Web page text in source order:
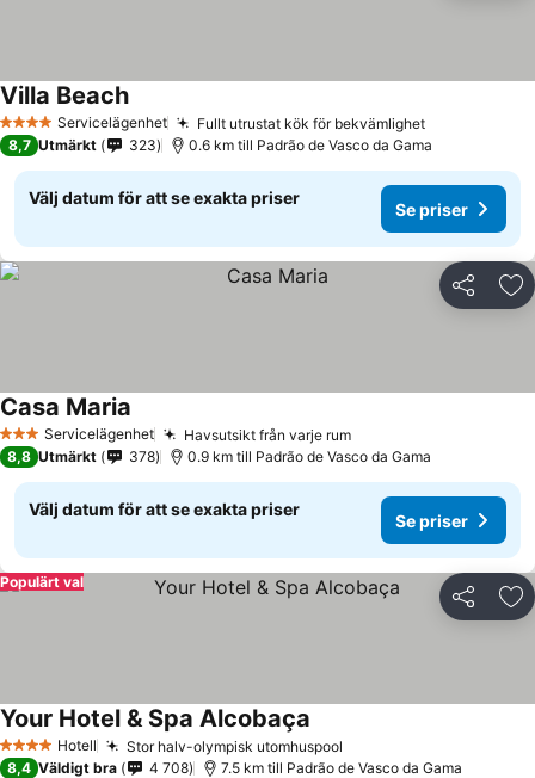
4 StjärnorServicelägenhet Fullt utrustat kök för bekvämlighet
Villa Beach
8,7 Utmärkt 323 0.6 km till Padrão de Vasco da Gama
Välj datum för att se exakta priser
Se priser
Dela
3 StjärnorServicelägenhet Havsutsikt från varje rum
Casa Maria
8,8 Utmärkt 378 0.9 km till Padrão de Vasco da Gama
Välj datum för att se exakta priser
Se priser
Dela
Populärt val
4 StjärnorHotell Stor halv-olympisk utomhuspool
Your Hotel & Spa Alcobaça
8,4 Väldigt bra 4 708 7.5 km till Padrão de Vasco da Gama